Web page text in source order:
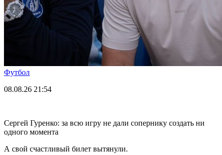
Футбол
08.08.26 21:54
Сергей Гуренко: за всю игру не дали сопернику создать ни
одного момента
А свой счастливый билет вытянули.